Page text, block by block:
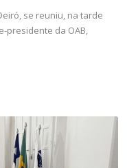
se reuniu, na tarde
presidente da OAB,